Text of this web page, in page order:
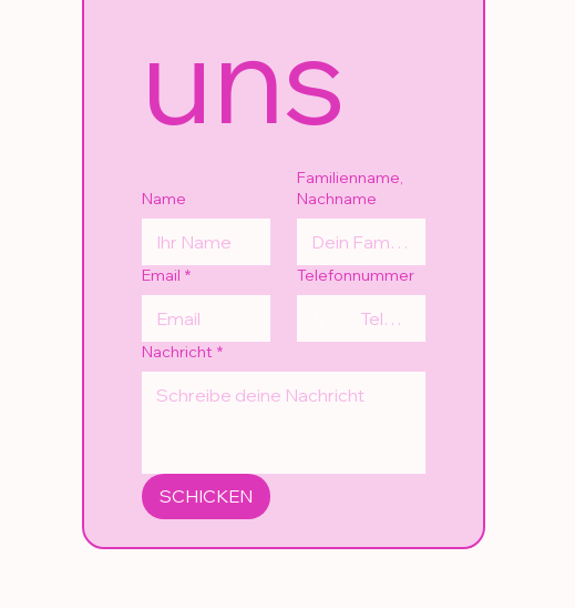
uns
Name
Familienname,
Nachname
Email * Telefonnummer
Nachricht *
SCHICKEN